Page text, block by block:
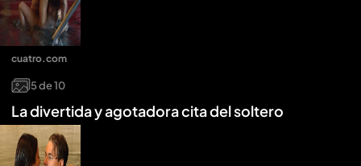
5de10
La divertida y agotadora cita del soltero
cuatro.com